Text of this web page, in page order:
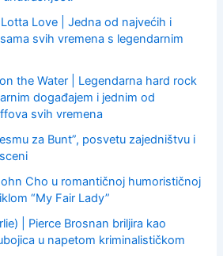
Love | Jedna od najvećih i
svih vremena s legendarnim
the Water | Legendarna hard rock
događajem i jednim od
svih vremena
za Bunt”, posvetu zajedništvu i
Cho u romantičnoj humorističnoj
“My Fair Lady”
| Pierce Brosnan briljira kao
u napetom kriminalističkom